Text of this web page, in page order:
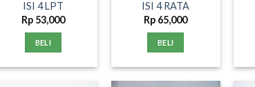
ISI 4 LPT
Rp53,000
BELI
ISI 4 RATA
Rp 65,000
BELI